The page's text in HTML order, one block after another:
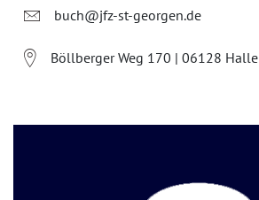
buch@jfz-st-georgen.de
Böllberger Weg 170 | 06128 Halle